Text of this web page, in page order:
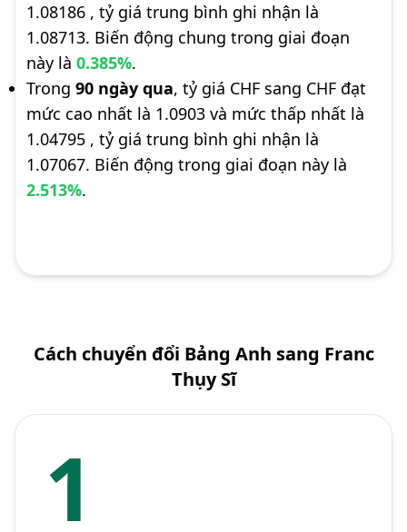
1.08186 , tỷ giá trung bình ghi nhận là
1.08713. Biến động chung trong giai đoạn
này là 0.385%.
Trong 90 ngày qua, tỷ giá CHF sang CHF đạt
mức cao nhất là 1.0903 và mức thấp nhất là
1.04795 , tỷ giá trung bình ghi nhận là
1.07067. Biến động trong giai đoạn này là
2.513%.
Cách chuyển đổi Bảng Anh sang Franc
Thụy Sĩ
1